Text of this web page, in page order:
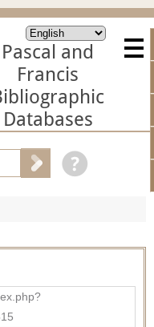
Pascal and
Francis
Databases